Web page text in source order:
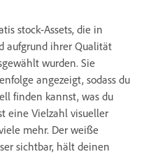
stock-Assets, die in
aufgrund ihrer Qualität
wurden. Sie
angezeigt, sodass du
finden kannst, was du
eine Vielzahl visueller
mehr. Der weiße
sichtbar, hält deinen